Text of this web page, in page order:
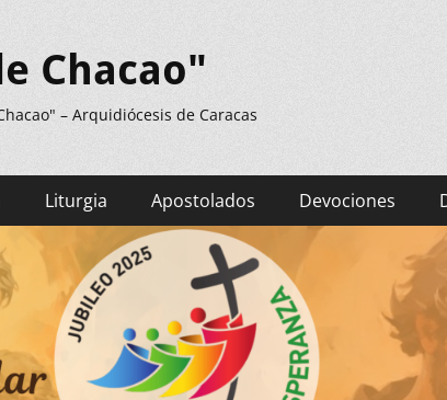
Chacao"
– Arquidiócesis de Caracas
Liturgia Apostolados Devociones